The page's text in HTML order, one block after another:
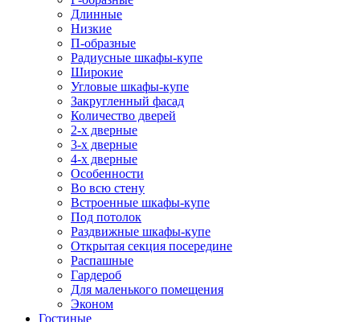
Длинные
Низкие
П-образные
Радиусные шкафы-купе
Широкие
Угловые шкафы-купе
Закругленный фасад
Количество дверей
2-х дверные
3-х дверные
4-х дверные
Особенности
Во всю стену
Встроенные шкафы-купе
Под потолок
Раздвижные шкафы-купе
Открытая секция посередине
Распашные
Гардероб
Для маленького помещения
Эконом
Гостиные